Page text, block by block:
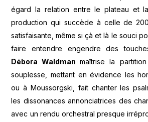
égard la relation entre le plateau et
production qui succède à celle de
satisfaisante, même si çà et là le souci
faire entendre engendre des
Débora Waldmanmaîtrise la
souplesse, mettant en évidence les
ou à Moussorgski, fait chanter les
les dissonances annonciatrices des
avec un rendu orchestral presque